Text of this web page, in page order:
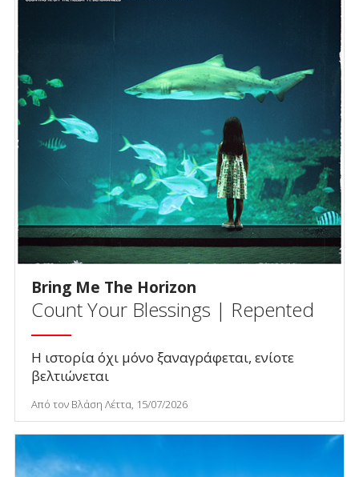
Bring Me The Horizon
Count Your Blessings | Repented
Η ιστορία όχι μόνο ξαναγράφεται, ενίοτε
βελτιώνεται
Από τον Βλάση Λέττα, 15/07/2026